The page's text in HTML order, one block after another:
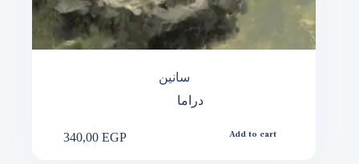
سانين
دراما
340,00EGP Add to cart